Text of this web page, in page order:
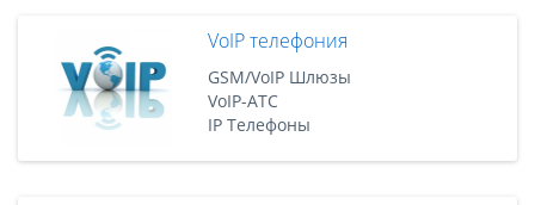
VoIP телефония
GSM/VoIP Шлюзы
VoIP-АТС
IP Телефоны